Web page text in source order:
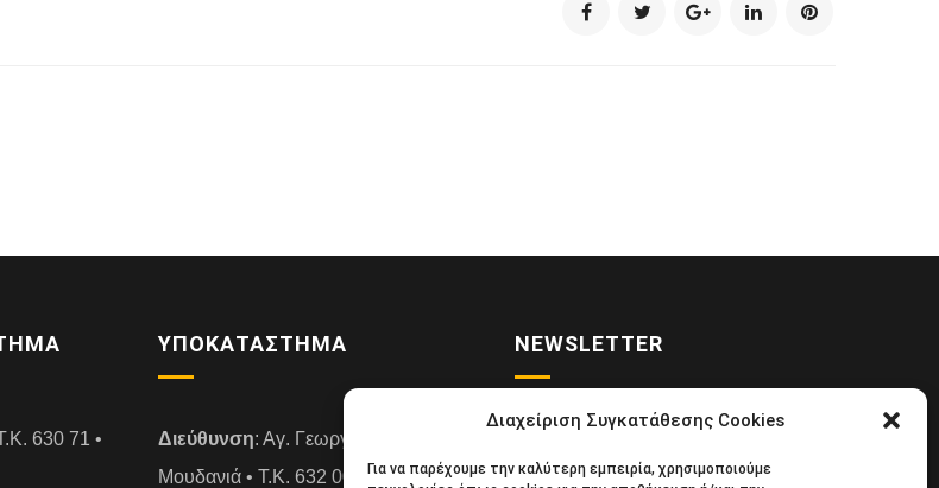
Διαχείριση Συγκατάθεσης Cookies
Για να παρέχουμε την καλύτερη εμπειρία, χρησιμοποιούμε
630 71 •
ΥΠΟΚΑΤΆΣΤΗΜΑ
Διεύθυνση: Αγ. Γεωργίου 14 • Νέα
Μουδανιά • Τ.Κ. 632 00 • Χαλκιδική
NEWSLETTER
φυλλάδιο και μείνετε στο επίκεντρο